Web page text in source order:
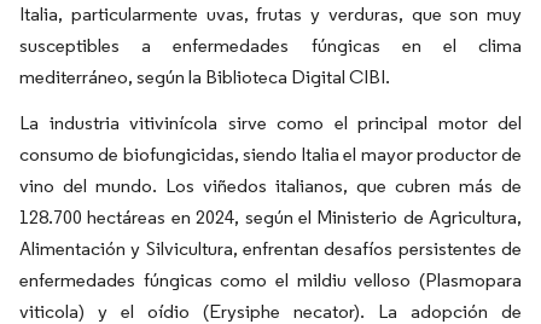
Italia, particularmente uvas, frutas y verduras, que son muy
susceptibles a enfermedades fúngicas en el clima
mediterráneo, según la Biblioteca Digital CIBI.
La industria vitivinícola sirve como el principal motor del
consumo de biofungicidas, siendo Italia el mayor productor de
vino del mundo. Los viñedos italianos, que cubren más de
128.700 hectáreas en 2024, según el Ministerio de Agricultura,
Alimentación y Silvicultura, enfrentan desafíos persistentes de
enfermedades fúngicas como el mildiu velloso (Plasmopara
viticola) y el oídio (Erysiphe necator). La adopción de